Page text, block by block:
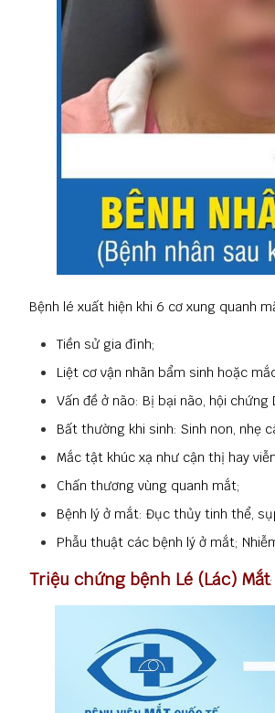
Bệnh lé xuất hiện khi 6 cơ xung quanh
Tiền sử gia đình;
Liệt cơ vận nhãn bẩm sinh hoặc
Vấn đề ở não: Bị bại não, hội chứng
Bất thường khi sinh: Sinh non, nhẹ
Mắc tật khúc xạ như cận thị hay
Chấn thương vùng quanh mắt;
Bệnh lý ở mắt: Đục thủy tinh thể,
Phẫu thuật các bệnh lý ở mắt;
Triệu chứng bệnh Lé (Lác) Mắt: